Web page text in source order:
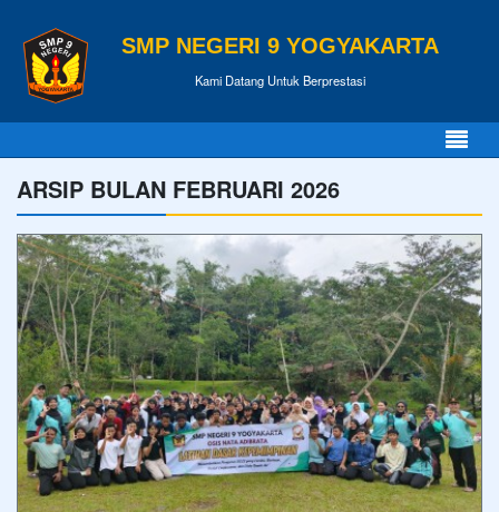
SMP NEGERI 9 YOGYAKARTA
Kami Datang Untuk Berprestasi
ARSIP BULAN FEBRUARI 2026